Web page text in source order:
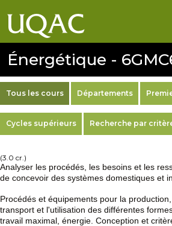
Énergétique -
Tous les cours Départements
Cycles supérieurs Recherche par
(3.0 cr.)
Analyser les procédés, les besoins et les
de concevoir des systèmes domestiques et
Procédés et équipements pour la
transport et l'utilisation des différentes
travail maximal, énergie. Conception et